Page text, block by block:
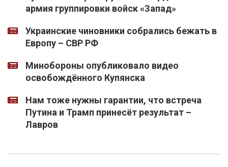
армия группировки войск «Запад»
Украинские чиновники собрались бежать в
Европу – СВР РФ
Минобороны опубликовало видео
освобождённого Купянска
Нам тоже нужны гарантии, что встреча
Путина и Трамп принесёт результат –
Лавров